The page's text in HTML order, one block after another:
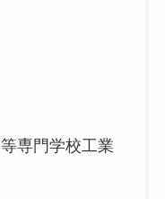
専門学校工業